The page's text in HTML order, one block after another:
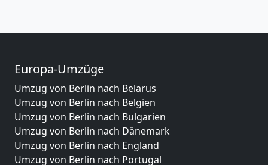
Europa-Umzüge
Umzug von Berlin nach Belarus
Umzug von Berlin nach Belgien
Umzug von Berlin nach Bulgarien
Umzug von Berlin nach Dänemark
Umzug von Berlin nach England
Umzug von Berlin nach Portugal